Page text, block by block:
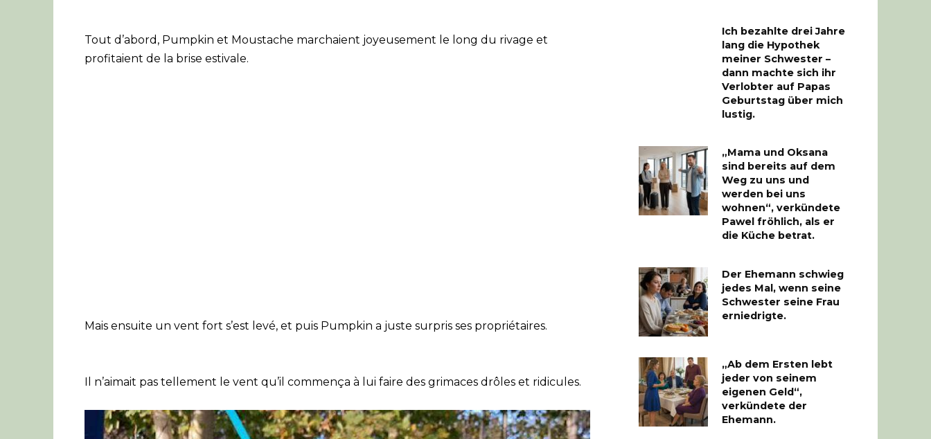
Tout d’abord, Pumpkin et Moustache marchaient joyeusement le long du rivage et
profitaient de la brise estivale.
Mais ensuite un vent fort s’est levé, et puis Pumpkin a juste surpris ses propriétaires.
Il n’aimait pas tellement le vent qu’il commença à lui faire des grimaces drôles et ridicules.
Ich bezahlte drei Jahre
lang die Hypothek
meiner Schwester –
dann machte sich ihr
Verlobter auf Papas
Geburtstag über mich
lustig.
„Mama und Oksana
sind bereits auf dem
Weg zu uns und
werden bei uns
wohnen“, verkündete
Pawel fröhlich, als er
die Küche betrat.
Der Ehemann schwieg
jedes Mal, wenn seine
Schwester seine Frau
erniedrigte.
„Ab dem Ersten lebt
jeder von seinem
eigenen Geld“,
verkündete der
Ehemann.